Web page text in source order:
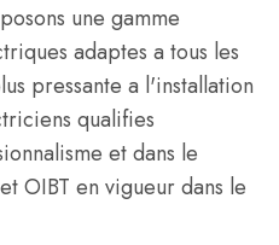
une gamme
adaptes a tous les
pressante a l'installation
qualifies
et dans le
OIBT en vigueur dans le